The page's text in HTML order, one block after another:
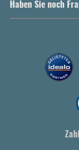
Haben Sie noch